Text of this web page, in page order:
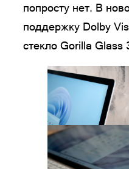
попросту нет. В
поддержку Dolby
стекло Gorilla Glass